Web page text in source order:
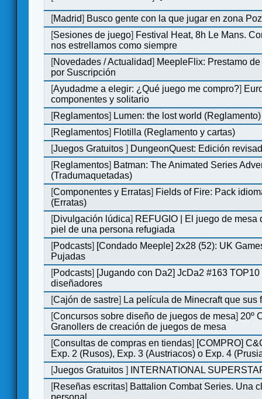
[Madrid] Busco gente con la que jugar en zona
[Sesiones de juego] Festival Heat, 8h Le Mans.
nos estrellamos como siempre
[Novedades / Actualidad] MeepleFlix: Prestamo
por Suscripción
[Ayudadme a elegir: ¿Qué juego me compro?]
componentes y solitario
[Reglamentos] Lumen: the lost world (Reglamento)
[Reglamentos] Flotilla (Reglamento y cartas)
[Juegos Gratuitos] DungeonQuest: Edición
[Reglamentos] Batman: The Animated Series
(Tradumaquetadas)
[Componentes y Erratas] Fields of Fire: Pack
(Erratas)
[Divulgación lúdica] REFUGIO | El juego de mesa
piel de una persona refugiada
[Podcasts] [Condado Meeple] 2x28 (52): UK
Pujadas
[Podcasts] [Jugando con Da2] JcDa2 #163
diseñadores
[Cajón de sastre] La película de Minecraft que sus
[Concursos sobre diseño de juegos de mesa] 20º
Granollers de creación de juegos de mesa
[Consultas de compras en tiendas] [COMPRO]
Exp. 2 (Rusos), Exp. 3 (Austriacos) o Exp. 4
[Juegos Gratuitos]
INTERNATIONAL
[Reseñas escritas] Battalion Combat Series. Una
personal.